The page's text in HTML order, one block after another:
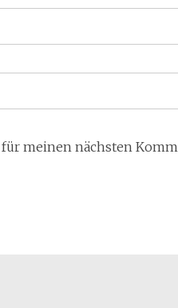
für meinen nächsten